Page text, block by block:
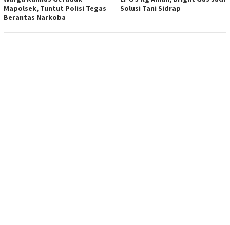
Mapolsek, Tuntut Polisi Tegas
Berantas Narkoba
Solusi Tani Sidrap